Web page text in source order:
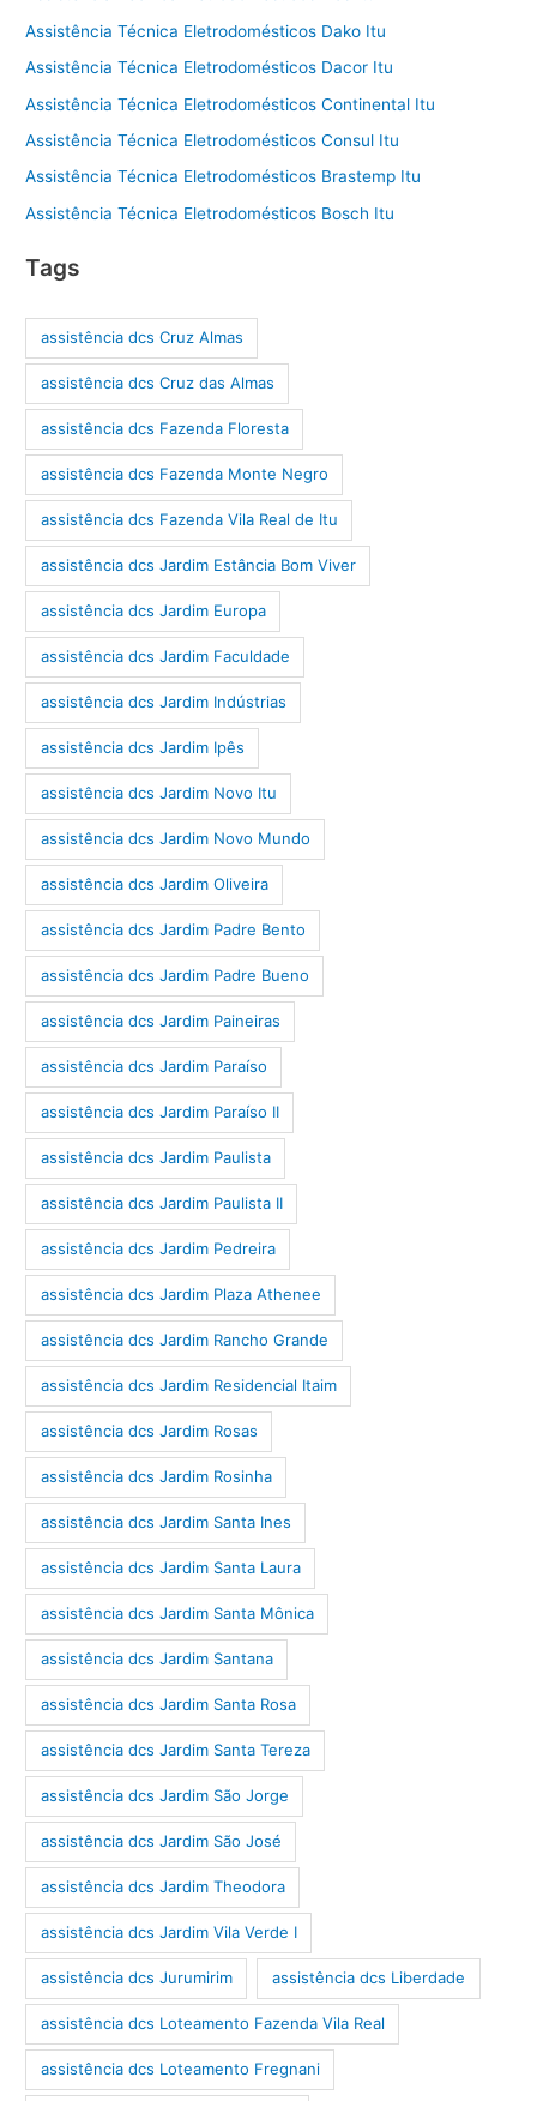
Assistência Técnica Eletrodomésticos Dako Itu
Assistência Técnica Eletrodomésticos Dacor Itu
Assistência Técnica Eletrodomésticos Continental Itu
Assistência Técnica Eletrodomésticos Consul Itu
Assistência Técnica Eletrodomésticos Brastemp Itu
Assistência Técnica Eletrodomésticos Bosch Itu
Tags
assistência dcs Cruz Almas
assistência dcs Cruz das Almas
assistência dcs Fazenda Floresta
assistência dcs Fazenda Monte Negro
assistência dcs Fazenda Vila Real de Itu
assistência dcs Jardim Estância Bom Viver
assistência dcs Jardim Europa
assistência dcs Jardim Faculdade
assistência dcs Jardim Indústrias
assistência dcs Jardim Ipês
assistência dcs Jardim Novo Itu
assistência dcs Jardim Novo Mundo
assistência dcs Jardim Oliveira
assistência dcs Jardim Padre Bento
assistência dcs Jardim Padre Bueno
assistência dcs Jardim Paineiras
assistência dcs Jardim Paraíso
assistência dcs Jardim Paraíso II
assistência dcs Jardim Paulista
assistência dcs Jardim Paulista II
assistência dcs Jardim Pedreira
assistência dcs Jardim Plaza Athenee
assistência dcs Jardim Rancho Grande
assistência dcs Jardim Residencial Itaim
assistência dcs Jardim Rosas
assistência dcs Jardim Rosinha
assistência dcs Jardim Santa Ines
assistência dcs Jardim Santa Laura
assistência dcs Jardim Santa Mônica
assistência dcs Jardim Santana
assistência dcs Jardim Santa Rosa
assistência dcs Jardim Santa Tereza
assistência dcs Jardim São Jorge
assistência dcs Jardim São José
assistência dcs Jardim Theodora
assistência dcs Jardim Vila Verde I
assistência dcs Jurumirim assistência dcs Liberdade
assistência dcs Loteamento Fazenda Vila Real
assistência dcs Loteamento Fregnani